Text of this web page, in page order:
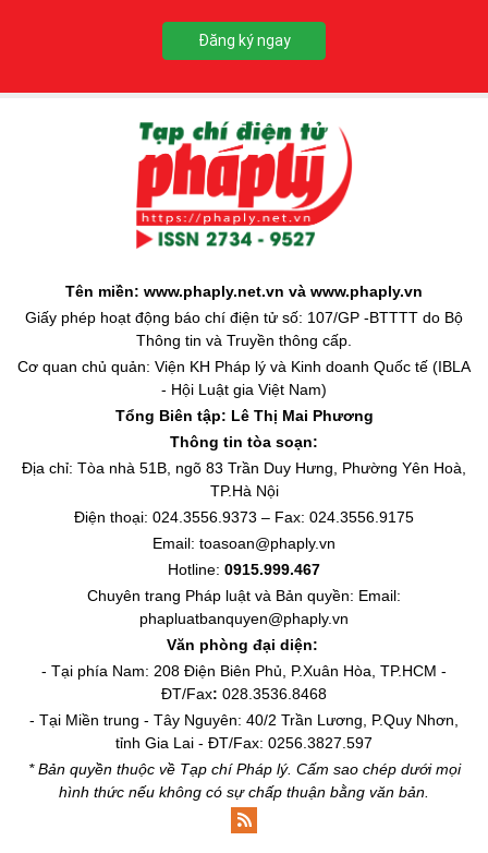
Đăng ký ngay
Tên miền: www.phaply.net.vn và www.phaply.vn
Giấy phép hoạt động báo chí điện tử số: 107/GP -BTTTT do Bộ
Thông tin và Truyền thông cấp.
Cơ quan chủ quản: Viện KH Pháp lý và Kinh doanh Quốc tế (IBLA
- Hội Luật gia Việt Nam)
Tổng Biên tập: Lê Thị Mai Phương
Thông tin tòa soạn:
Địa chỉ: Tòa nhà 51B, ngõ 83 Trần Duy Hưng, Phường Yên Hoà,
TP.Hà Nội
Điện thoại: 024.3556.9373 – Fax: 024.3556.9175
Email: toasoan@phaply.vn
Hotline: 0915.999.467
Chuyên trang Pháp luật và Bản quyền: Email:
phapluatbanquyen@phaply.vn
Văn phòng đại diện:
- Tại phía Nam: 208 Điện Biên Phủ, P.Xuân Hòa, TP.HCM -
ĐT/Fax: 028.3536.8468
- Tại Miền trung - Tây Nguyên: 40/2 Trần Lương, P.Quy Nhơn,
tỉnh Gia Lai - ĐT/Fax: 0256.3827.597
* Bản quyền thuộc về Tạp chí Pháp lý. Cấm sao chép dưới mọi
hình thức nếu không có sự chấp thuận bằng văn bản.